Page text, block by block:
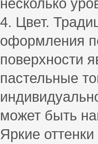
Цвет.
оформления
поверхности
пастельные
может быть
Яркие